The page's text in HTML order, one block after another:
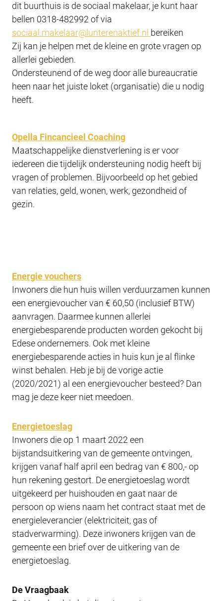
dit buurthuis is de sociaal makelaar, je kunt haar
bellen 0318-482992 of via
sociaal.makelaar@lunterenaktief.nl bereiken
Zij kan je helpen met de kleine en grote vragen op
allerlei gebieden.
Ondersteunend of de weg door alle bureaucratie
heen naar het juiste loket (organisatie) die u nodig
heeft.
Opella Fincancieel Coaching
Maatschappelijke dienstverlening is er voor
iedereen die tijdelijk ondersteuning nodig heeft bij
vragen of problemen. Bijvoorbeeld op het gebied
van relaties, geld, wonen, werk, gezondheid of
gezin.
Energie vouchers
Inwoners die hun huis willen verduurzamen kunnen
een energievoucher van € 60,50 (inclusief BTW)
aanvragen. Daarmee kunnen allerlei
energiebesparende producten worden gekocht bij
Edese ondernemers. Ook met kleine
energiebesparende acties in huis kun je al flinke
winst behalen. Heb je bij de vorige actie
(2020/2021) al een energievoucher besteed? Dan
mag je deze keer niet meedoen.
Energietoeslag
Inwoners die op 1 maart 2022 een
bijstandsuitkering van de gemeente ontvingen,
krijgen vanaf half april een bedrag van € 800,- op
hun rekening gestort. De energietoeslag wordt
uitgekeerd per huishouden en gaat naar de
persoon op wiens naam het contract staat met de
energieleverancier (elektriciteit, gas of
stadverwarming). Deze inwoners krijgen van de
gemeente een brief over de uitkering van de
energietoeslag.
De Vraagbaak